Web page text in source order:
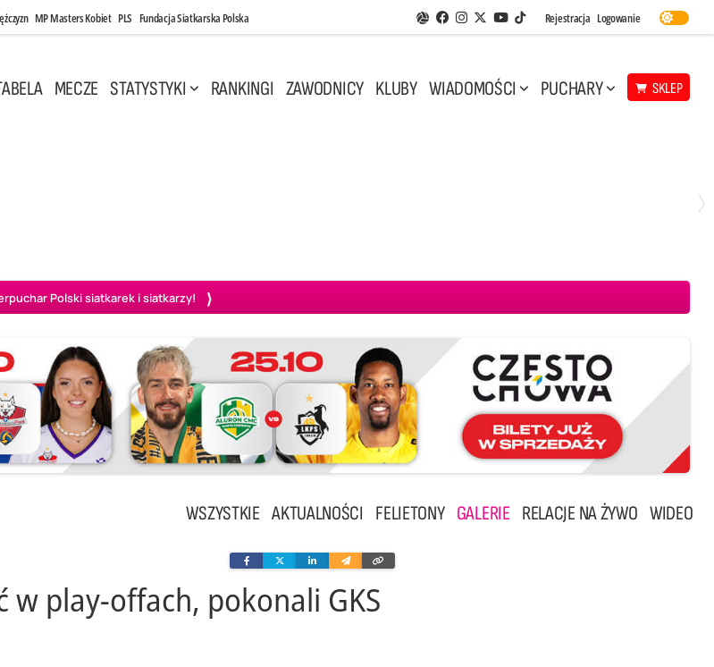
MP Masters Kobiet PLS Fundacja Siatkarska Polska Aplikacja Siatkarskie Ligi
Facebook
Instagram
Twitter
Youtube
TikTok
Rejestracja Logowanie
MECZE STATYSTYKI RANKINGI ZAWODNICY KLUBY WIADOMOŚCI PUCHARY SKLEP
Polski siatkarek i siatkarzy!
WSZYSTKIE AKTUALNOŚCI FELIETONY GALERIE RELACJE NA ŻYWO WIDEO
FacebookTwitterLinkedinWyślij
e-
link
w play-offach, pokonali GKS